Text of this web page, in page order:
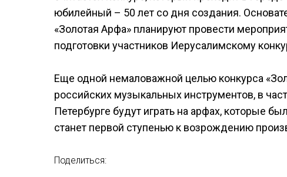
юбилейный – 50 лет со дня создания.
«Золотая Арфа» планируют провести
подготовки участников Иерусалимскому
Еще одной немаловажной целью конкурса
российских музыкальных инструментов, в
Петербурге будут играть на арфах, которые
станет первой ступенью к возрождению
Поделиться: